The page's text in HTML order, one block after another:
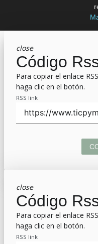
close
Código
Para copiar el enlace
haga clic en el botón.
RSS link
close
Código
Para copiar el enlace
haga clic en el botón.
RSS link